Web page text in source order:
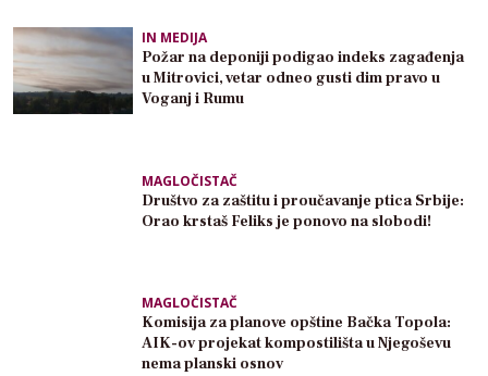
IN MEDIJA
Požar na deponiji podigao indeks zagađenja
u Mitrovici, vetar odneo gusti dim pravo u
Voganj i Rumu
MAGLOČISTAČ
Društvo za zaštitu i proučavanje ptica Srbije:
Orao krstaš Feliks je ponovo na slobodi!
MAGLOČISTAČ
Komisija za planove opštine Bačka Topola:
AIK-ov projekat kompostilišta u Njegoševu
nema planski osnov